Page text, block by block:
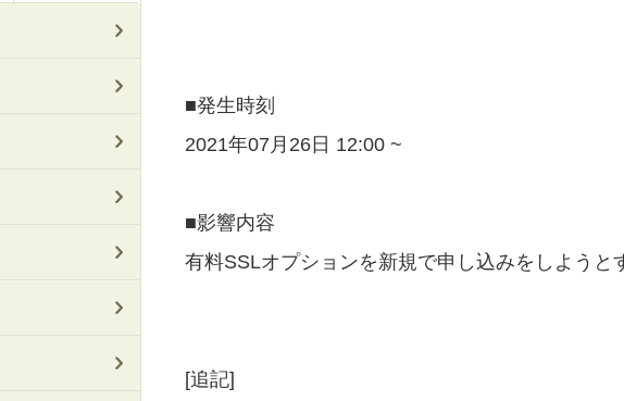
■発生時刻
2021年07月26日 12:00 ~
■影響内容
有料SSLオプションを新規で申し込みをしようと
[追記]